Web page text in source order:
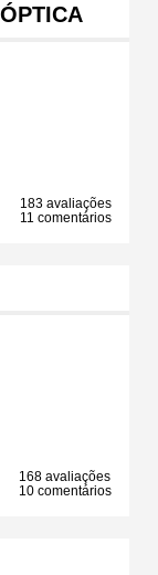
183 avaliações
11 comentários
168 avaliações
10 comentários